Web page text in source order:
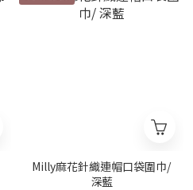
Milly麻花針織連帽口袋圍巾/
深藍